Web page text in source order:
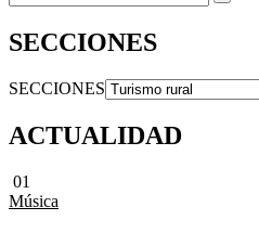
SECCIONES
SECCIONES
ACTUALIDAD
01
Música